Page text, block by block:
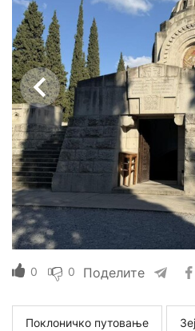
0 0 Поделите
Поклоничко путовање